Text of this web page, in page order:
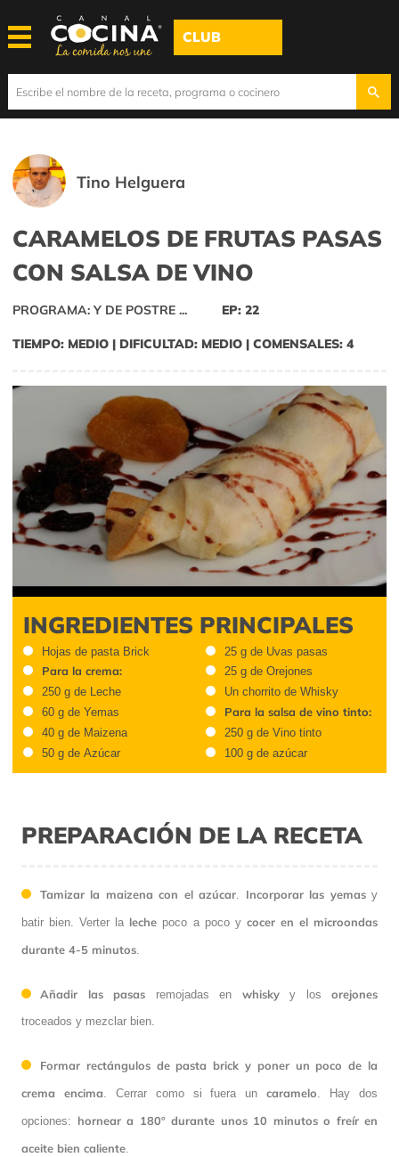
CLUB
Tino Helguera
CARAMELOS DE FRUTAS PASAS
CON SALSA DE VINO
PROGRAMA: Y DE POSTRE ... EP: 22
TIEMPO: MEDIO | DIFICULTAD: MEDIO | COMENSALES: 4
INGREDIENTES PRINCIPALES
Hojas de pasta Brick
Para la crema:
250 g de Leche
60 g de Yemas
40 g de Maizena
50 g de Azúcar
25 g de Uvas pasas
25 g de Orejones
Un chorrito de Whisky
Para la salsa de vino tinto:
250 g de Vino tinto
100 g de azúcar
PREPARACIÓN DE LA RECETA
Tamizar la maizena con el azúcar. Incorporar las yemasy
batir bien. Verter la leche poco a poco y cocer en el microondas
durante 4-5 minutos.
Añadir las pasas remojadas en whisky y los orejones
troceados y mezclar bien.
Formar rectángulos de pasta brick y poner un poco de la
crema encima. Cerrar como si fuera uncaramelo. Hay dos
opciones: hornear a 180º durante unos 10 minutos o freír en
aceite bien caliente.